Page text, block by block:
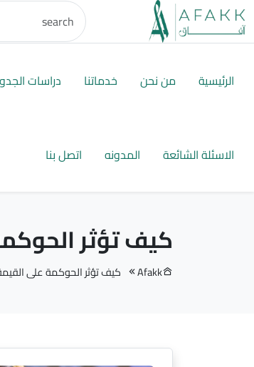
الرئيسية من نحن خدماتنا دراسات
الاسئلة الشائعة المدونه اتصل بنا
كيف تؤثر
Afakk كيف تؤثر الحوكمة على